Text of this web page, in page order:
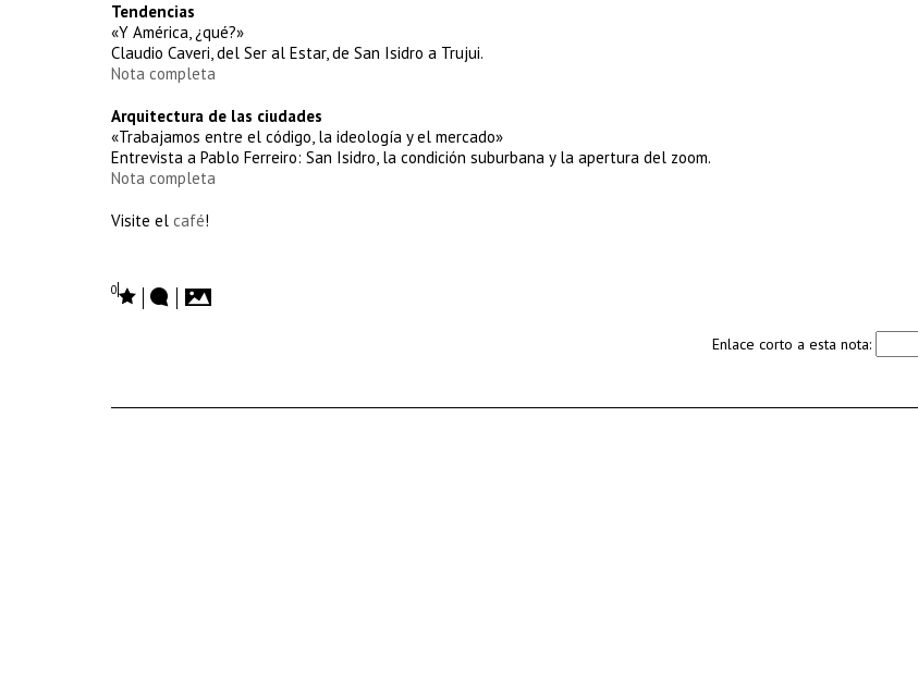
Tendencias
«Y América, ¿qué?»
Claudio Caveri, del Ser al Estar, de San Isidro a Trujui.
Nota completa
Arquitectura de las ciudades
«Trabajamos entre el código, la ideología y el mercado»
Entrevista a Pablo Ferreiro: San Isidro, la condición suburbana y la apertura del zoom.
Nota completa
Visite el café!
0
Enlace corto a esta nota: